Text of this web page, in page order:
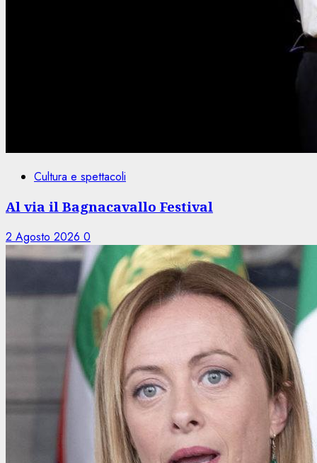
Cultura e spettacoli
Al via il Bagnacavallo Festival
2 Agosto 2026 0